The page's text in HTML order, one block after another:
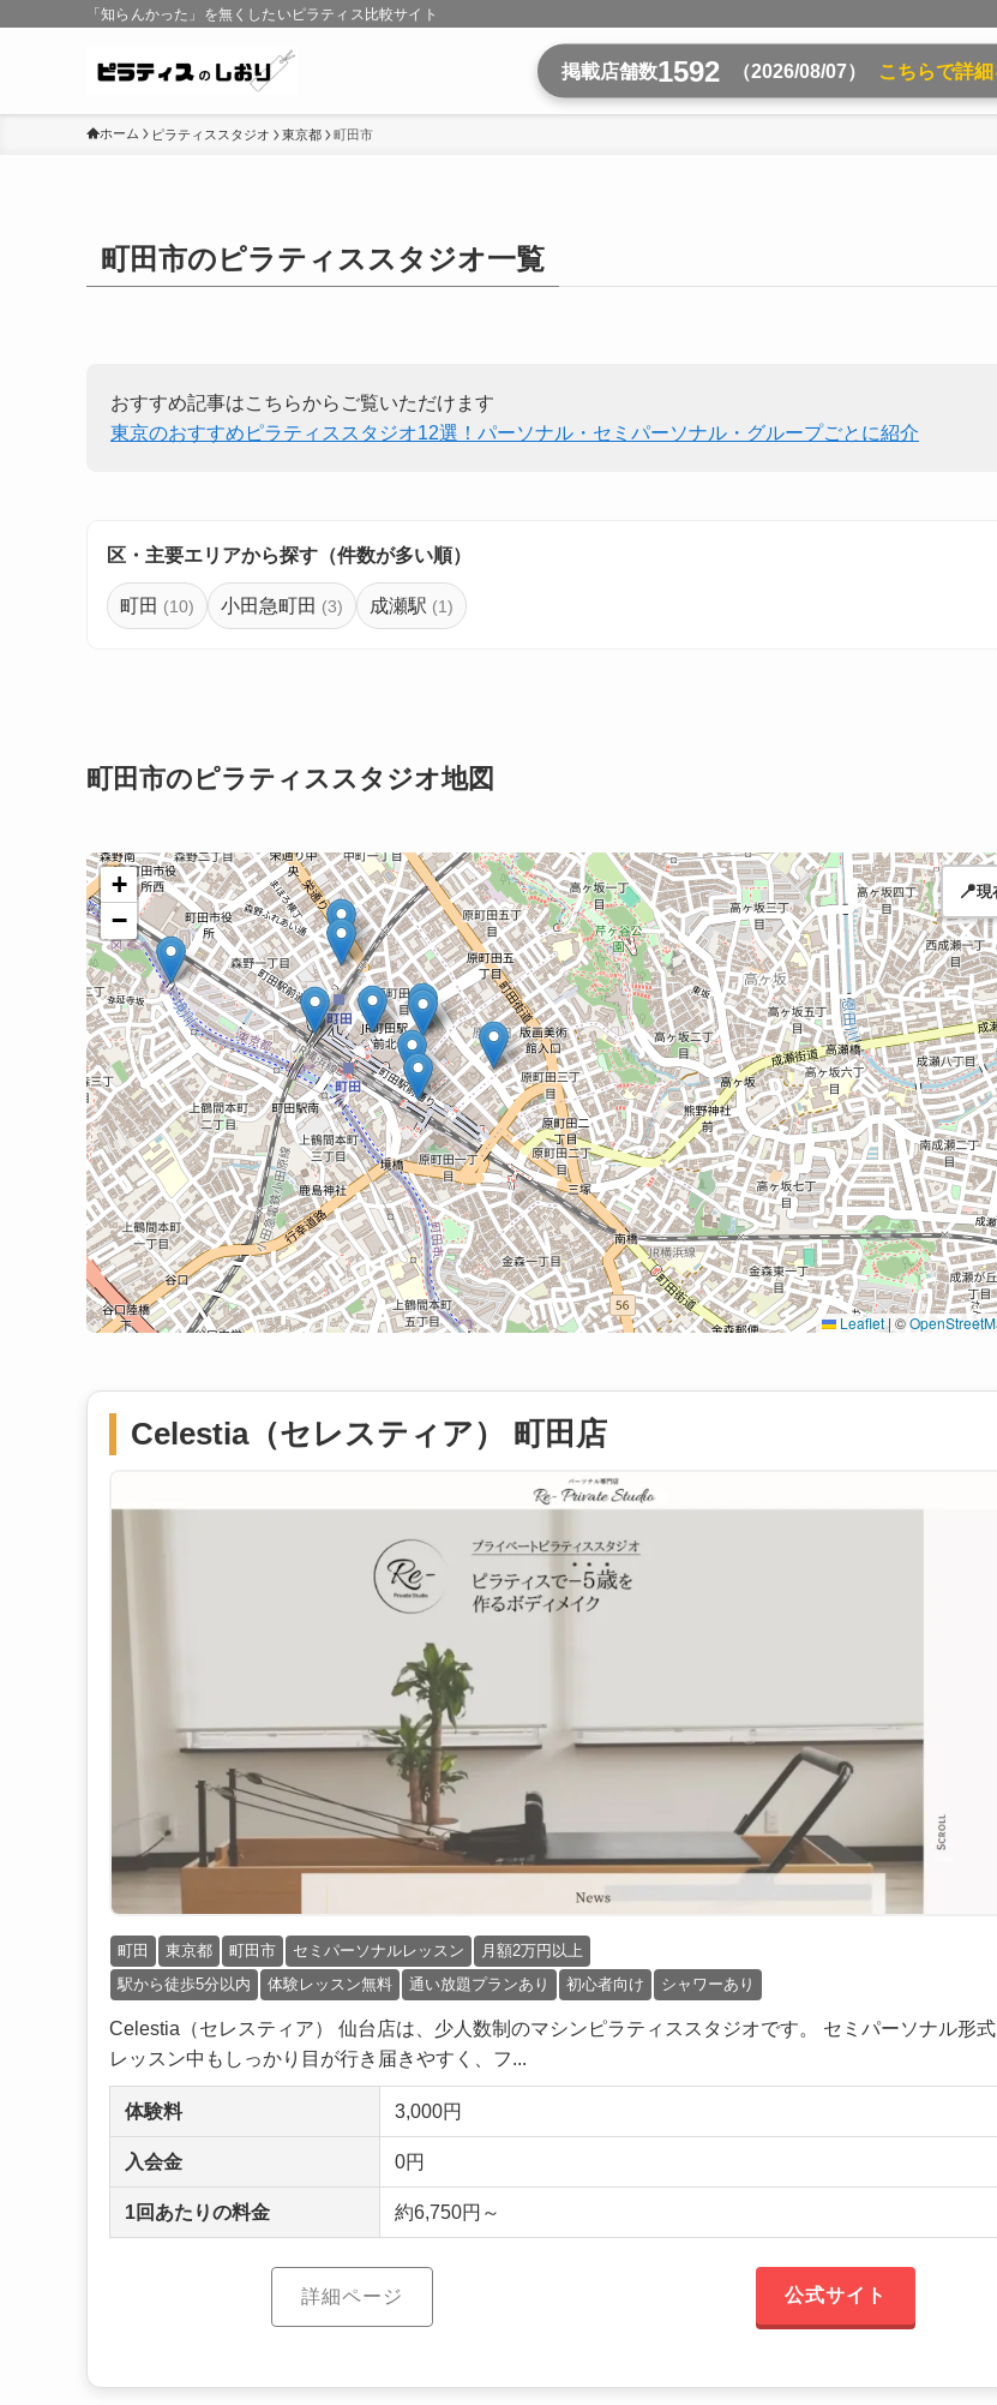
「知らんかった」を無くしたいピラティス比較サイト
掲載店舗数1592 （2026/08/07） こちらで詳
ホーム ピラティススタジオ 東京都 町田市
町田市のピラティススタジオ一覧
おすすめ記事はこちらからご覧いただけます
東京のおすすめピラティススタジオ12選！パーソナル・セミパーソナル・グループごとに紹介
区・主要エリアから探す（件数が多い順）
町田 (10) 小田急町田 (3) 成瀬駅 (1)
町田市のピラティススタジオ地図
+
−
Leaflet| ©
📍現
Celestia（セレスティア） 町田店
町田 東京都 町田市 セミパーソナルレッスン
月額2万円以上
駅から徒歩5分以内
体験レッスン無料 通い放題プランあり 初心者向け シャワーあり
Celestia（セレスティア） 仙台店は、少人数制のマシンピラティススタジオです。 セミパーソナル形式
レッスン中もしっかり目が行き届きやすく、フ...
体験料 3,000円
入会金 0円
1回あたりの料金 約6,750円～
詳細ページ 公式サイト